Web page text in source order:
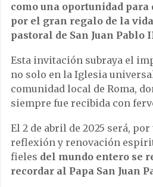
como una oportunidad para
por el gran regalo de la
pastoral de San Juan Pablo
Esta invitación subraya el
no solo en la Iglesia
comunidad local de Roma,
siempre fue recibida con
El 2 de abril de 2025 será,
reflexión y renovación
fieles del mundo entero se
recordar al Papa San Juan